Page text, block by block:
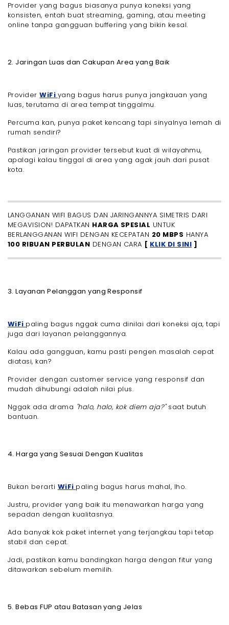
Provider yang bagus biasanya punya koneksi yang
konsisten, entah buat streaming, gaming, atau meeting
online tanpa gangguan buffering yang bikin kesal.
2. Jaringan Luas dan Cakupan Area yang Baik
ProviderWiFi yang bagus harus punya jangkauan yang
luas, terutama di area tempat tinggalmu.
Percuma kan, punya paket kencang tapi sinyalnya lemah di
rumah sendiri?
Pastikan jaringan provider tersebut kuat di wilayahmu,
apalagi kalau tinggal di area yang agak jauh dari pusat
kota.
LANGGANAN WIFI BAGUS DAN JARINGANNYA SIMETRIS DARI
MEGAVISION! DAPATKAN HARGA SPESIAL UNTUK
BERLANGGANAN WIFI DENGAN KECEPATAN 20 MBPS HANYA
100 RIBUAN PERBULAN DENGAN CARA [ KLIK DI SINI ]
3. Layanan Pelanggan yang Responsif
WiFi paling bagus nggak cuma dinilai dari koneksi aja, tapi
juga dari layanan pelanggannya.
Kalau ada gangguan, kamu pasti pengen masalah cepat
diatasi, kan?
Provider dengan customer service yang responsif dan
mudah dihubungi adalah nilai plus.
Nggak ada drama "halo, halo, kok diem aja?"saat butuh
bantuan.
4. Harga yang Sesuai Dengan Kualitas
Bukan berarti WiFi paling bagus harus mahal, lho.
Justru, provider yang baik itu menawarkan harga yang
sepadan dengan kualitasnya.
Ada banyak kok paket internet yang terjangkau tapi tetap
stabil dan cepat.
Jadi, pastikan kamu bandingkan harga dengan fitur yang
ditawarkan sebelum memilih.
5. Bebas FUP atau Batasan yang Jelas